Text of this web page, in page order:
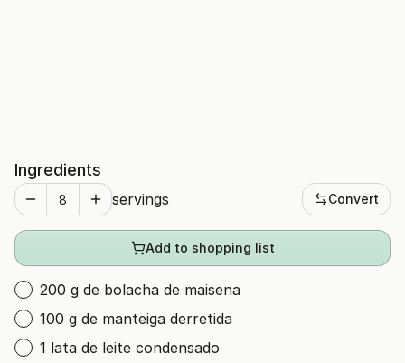
Ingredients
servings Convert
Add to shopping list
200 g de bolacha de maisena
100 g de manteiga derretida
1 lata de leite condensado